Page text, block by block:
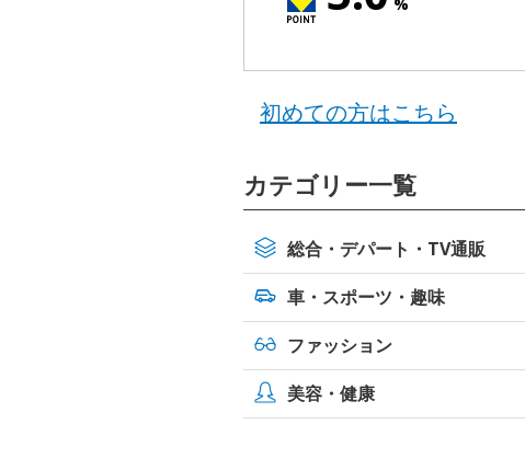
初めての方はこちら
カテゴリー一覧
総合・デパート・TV通販
車・スポーツ・ 趣味
ファッション
美容・健康